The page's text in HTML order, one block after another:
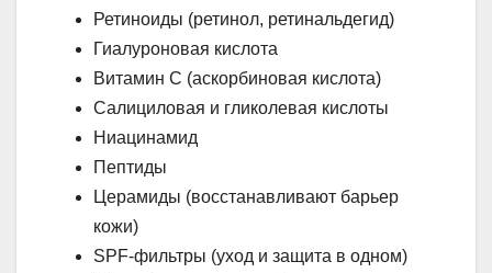
Ретиноиды (ретинол, ретинальдегид)
Гиалуроновая кислота
Витамин С (аскорбиновая кислота)
Салициловая и гликолевая кислоты
Ниацинамид
Пептиды
Церамиды (восстанавливают барьер
кожи)
SPF-фильтры (уход и защита в одном)